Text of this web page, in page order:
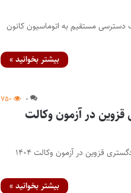
دسترسی مستقیم به اتوماسیون کانون
بیشتر بخوانید »
۰ ۷۵۰
در آزمون وکالت
پایگاه خبری اختبار- اطلاعیه نحوه ثبت نام پذیرفته شدگان کانون وکلای دادگستری قزوین در آزمون وکالت ۱۴۰۴
بیشتر بخوانید »